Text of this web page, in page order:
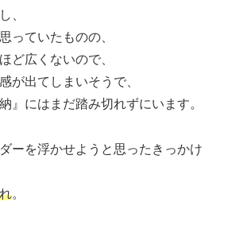
、
っていたものの、
ど広くないので、
が出てしまいそうで、
』にはまだ踏み切れずにいます。
ーを浮かせようと思ったきっかけ
。